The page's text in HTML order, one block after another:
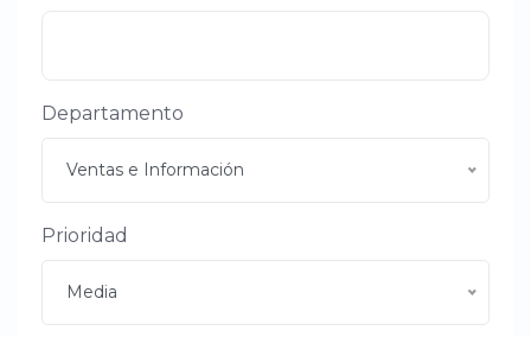
Departamento
Ventas e Información
Prioridad
Media